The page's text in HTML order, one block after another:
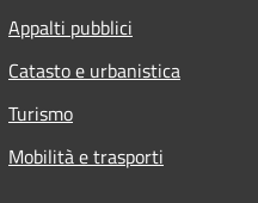
Appalti pubblici
Catasto e urbanistica
Turismo
Mobilità e trasporti